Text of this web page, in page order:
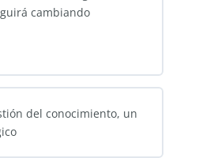
cambiando
0/2 pasosdel conocimiento, un